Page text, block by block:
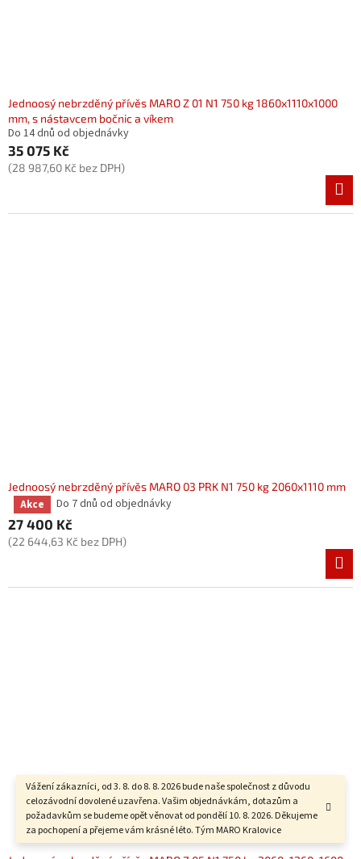
Vážení zákazníci, od 3. 8. do 8. 8. 2026 bude naše společnost z důvodu
celozávodní dovolené uzavřena. Vašim objednávkám, dotazům a
požadavkům se budeme opět věnovat od pondělí 10. 8. 2026. Děkujeme
za pochopení a přejeme vám krásné léto. Tým MARO Kralovice
Jednoosý nebrzděný přívěs MARO Z 01 N1 750 kg 1860x1110x1000
mm, s nástavcem bočnic a víkem
Do 14 dnů od objednávky
35 075 Kč
(28 987,60 Kč bez DPH)
Jednoosý nebrzděný přívěs MARO 03 PRK N1 750 kg 2060x1110 mm
Průměrné
hodnocení
produktu
je
Akce
Do 7 dnů od objednávky
27 400 Kč
(22 644,63 Kč bez DPH)